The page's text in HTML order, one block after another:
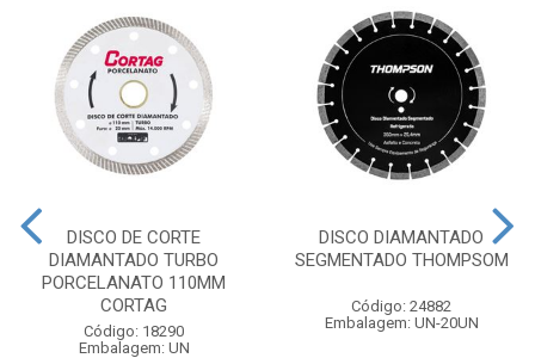
DISCO DE CORTE
DIAMANTADO TURBO
PORCELANATO 110MM
CORTAG
Código: 18290
Embalagem: UN
DISCO DIAMANTADO
SEGMENTADO THOMPSOM
Código: 24882
Embalagem: UN-20UN